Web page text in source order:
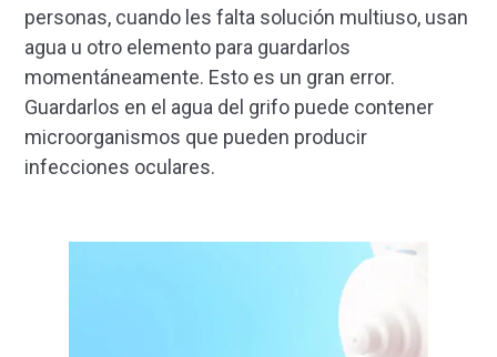
personas, cuando les falta solución multiuso, usan
agua u otro elemento para guardarlos
momentáneamente. Esto es un gran error.
Guardarlos en el agua del grifo puede contener
microorganismos que pueden producir
infecciones oculares.